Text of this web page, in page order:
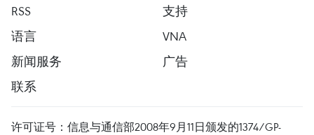
RSS
支持
语言
VNA
新闻服务
广告
联系
许可证号：信息与通信部2008年9月11日颁发的1374/GP-